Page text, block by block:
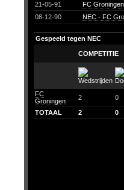
21-05-91
FC
08-12-90
NEC - FC
Gespeeld tegen NEC
COMPETITIE
FC
Groningen
2 0
TOTAAL 2 0